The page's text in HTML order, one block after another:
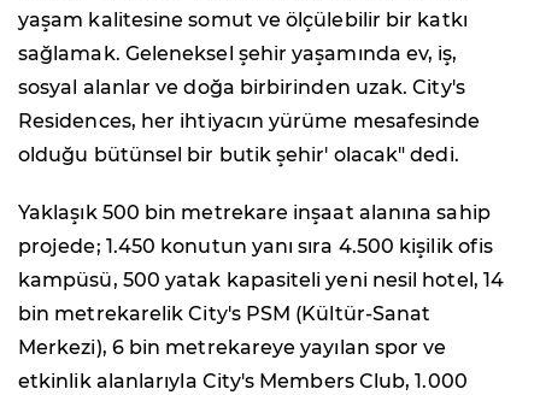
yaşam kalitesine somut ve ölçülebilir bir katkı
sağlamak. Geleneksel şehir yaşamında ev, iş,
sosyal alanlar ve doğa birbirinden uzak. City's
Residences, her ihtiyacın yürüme mesafesinde
olduğu bütünsel bir butik şehir' olacak" dedi.
Yaklaşık 500 bin metrekare inşaat alanına sahip
projede; 1.450 konutun yanı sıra 4.500 kişilik ofis
kampüsü, 500 yatak kapasiteli yeni nesil hotel, 14
bin metrekarelik City's PSM (Kültür-Sanat
Merkezi), 6 bin metrekareye yayılan spor ve
etkinlik alanlarıyla City's Members Club, 1.000